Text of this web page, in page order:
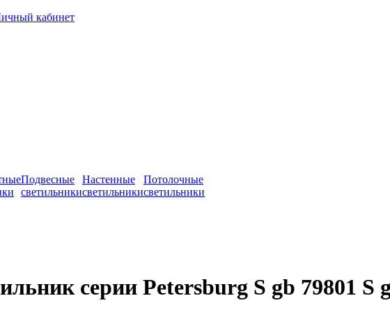
кабинет
Подвесные
светильники
Настенные
светильники
Потолочные
светильники
серии Petersburg S gb 79801 S